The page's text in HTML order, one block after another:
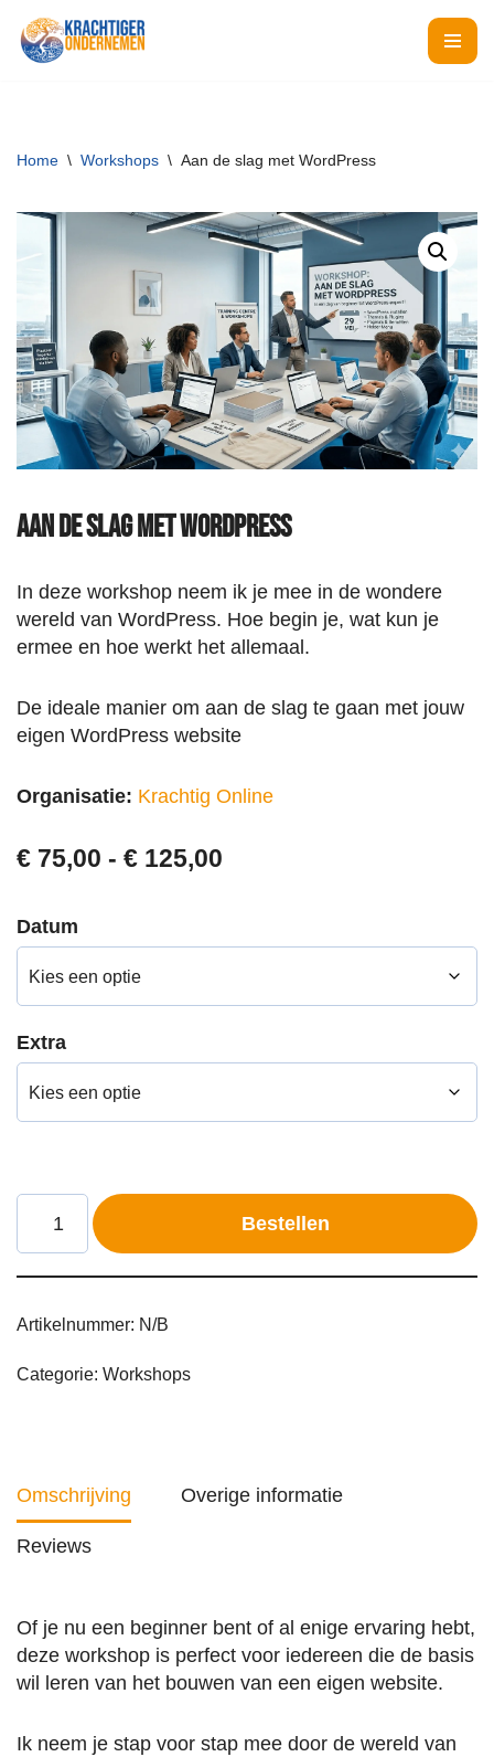
Ga
Home \ Workshops \ Aan de slag met WordPress
Aan de slag met WordPress
In deze workshop neem ik je mee in de wondere
wereld van WordPress. Hoe begin je, wat kun je
ermee en hoe werkt het allemaal.
De ideale manier om aan de slag te gaan met jouw
eigen WordPress website
Organisatie: Krachtig Online
€ 75,00 - € 125,00
Datum
Extra
Bestellen
Artikelnummer: N/B
Categorie: Workshops
Omschrijving Overige informatie
Reviews
Of je nu een beginner bent of al enige ervaring hebt,
deze workshop is perfect voor iedereen die de basis
wil leren van het bouwen van een eigen website.
Ik neem je stap voor stap mee door de wereld van